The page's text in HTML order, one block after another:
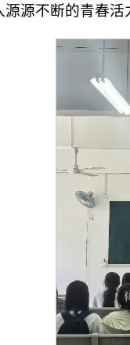
源不断的青春活